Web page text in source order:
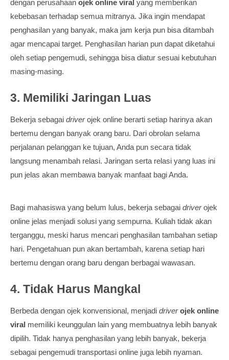
dengan perusahaan ojek online viral yang memberikan
kebebasan terhadap semua mitranya. Jika ingin mendapat
penghasilan yang banyak, maka jam kerja pun bisa ditambah
agar mencapai target. Penghasilan harian pun dapat diketahui
oleh setiap pengemudi, sehingga bisa diatur sesuai kebutuhan
masing-masing.
3. Memiliki Jaringan Luas
Bekerja sebagai driverojek online berarti setiap harinya akan
bertemu dengan banyak orang baru. Dari obrolan selama
perjalanan pelanggan ke tujuan, Anda pun secara tidak
langsung menambah relasi. Jaringan serta relasi yang luas ini
pun jelas akan membawa banyak manfaat bagi Anda.
Bagi mahasiswa yang belum lulus, bekerja sebagai driverojek
online jelas menjadi solusi yang sempurna. Kuliah tidak akan
terganggu, meski harus mencari penghasilan tambahan setiap
hari. Pengetahuan pun akan bertambah, karena setiap hari
bertemu dengan orang baru dengan berbagai wawasan.
4. Tidak Harus Mangkal
Berbeda dengan ojek konvensional, menjadi driver ojek online
viral memiliki keunggulan lain yang membuatnya lebih banyak
dipilih. Tidak hanya penghasilan yang lebih banyak, bekerja
sebagai pengemudi transportasi online juga lebih nyaman.